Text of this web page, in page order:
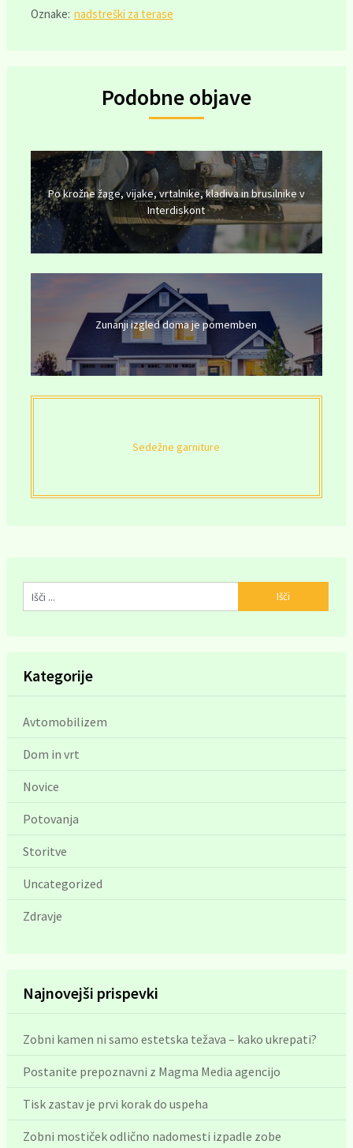
Oznake: nadstreški za terase
Podobne objave
Po krožne žage, vijake, vrtalnike, kladiva in brusilnike v
Interdiskont
Zunanji izgled doma je pomemben
Sedežne garniture
Kategorije
Avtomobilizem
Dom in vrt
Novice
Potovanja
Storitve
Uncategorized
Zdravje
Najnovejši prispevki
Zobni kamen ni samo estetska težava – kako ukrepati?
Postanite prepoznavni z Magma Media agencijo
Tisk zastav je prvi korak do uspeha
Zobni mostiček odlično nadomesti izpadle zobe